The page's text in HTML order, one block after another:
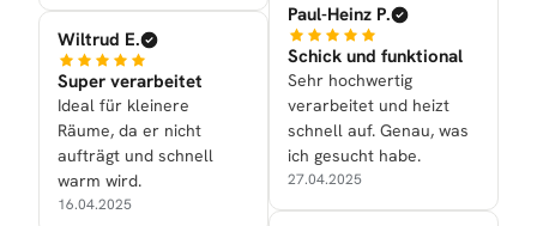
Wiltrud E.
Super verarbeitet
Ideal für kleinere
Räume, da er nicht
aufträgt und schnell
warm wird.
16.04.2025
Paul-Heinz P.
Schick und funktional
Sehr hochwertig
verarbeitet und heizt
schnell auf. Genau, was
ich gesucht habe.
27.04.2025